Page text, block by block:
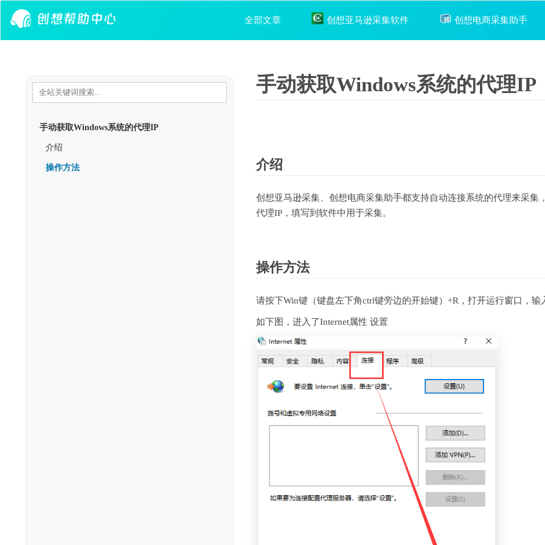
全部文章 创想亚马逊采集软件 创想电商采集助手
手动获取Windows系统的代理IP
介绍
操作方法
手动获取Windows系统的代理IP
介绍
创想亚马逊采集、创想电商采集助手都支持自动连接系统的代理来采集
代理IP，填写到软件中用于采集。
操作方法
请按下Win键（键盘左下角ctrl键旁边的开始键）+R，打开运行窗口，输
如下图，进入了Internet属性 设置